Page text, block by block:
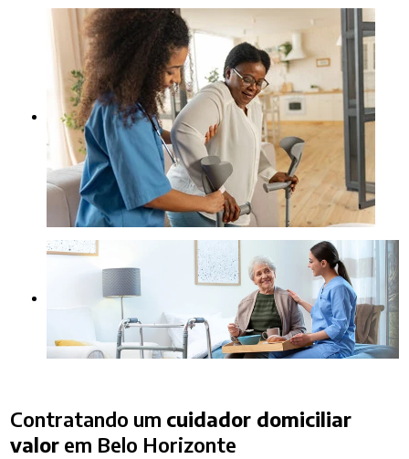
Contratando um cuidador domiciliar
valor em Belo Horizonte